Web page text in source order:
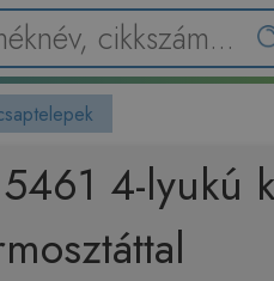
4-lyukú